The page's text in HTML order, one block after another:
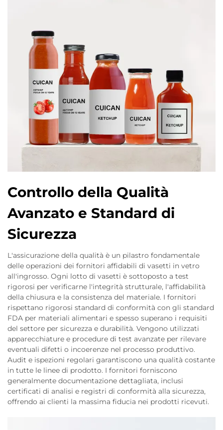
Controllo della Qualità
Avanzato e Standard di
Sicurezza
L'assicurazione della qualità è un pilastro fondamentale
delle operazioni dei fornitori affidabili di vasetti in vetro
all'ingrosso. Ogni lotto di vasetti è sottoposto a test
rigorosi per verificarne l'integrità strutturale, l'affidabilità
della chiusura e la consistenza del materiale. I fornitori
rispettano rigorosi standard di conformità con gli standard
FDA per materiali alimentari e spesso superano i requisiti
del settore per sicurezza e durabilità. Vengono utilizzati
apparecchiature e procedure di test avanzate per rilevare
eventuali difetti o incoerenze nel processo produttivo.
Audit e ispezioni regolari garantiscono una qualità costante
in tutte le linee di prodotto. I fornitori forniscono
generalmente documentazione dettagliata, inclusi
certificati di analisi e registri di conformità alla sicurezza,
offrendo ai clienti la massima fiducia nei prodotti ricevuti.